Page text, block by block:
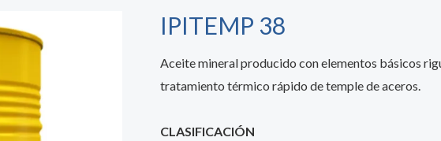
IPITEMP 38
Aceite mineral producido con elementos básicos
tratamiento térmico rápido de temple de aceros.
CLASIFICACIÓN